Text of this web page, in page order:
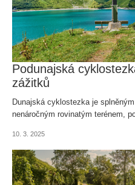
Podunajská
zážitků
Dunajská cyklostezka je
nenáročným rovinatým terénem,
10. 3. 2025